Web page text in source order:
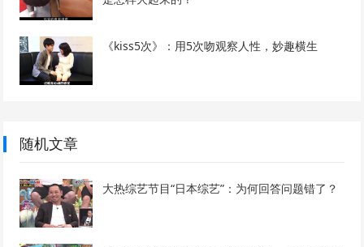
《kiss5次》：用5次吻观察人性，妙趣横生
随机文章
大热综艺节目“日本综艺”：为何回答问题错了？